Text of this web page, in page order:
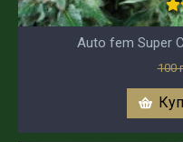
Auto fem Super
100